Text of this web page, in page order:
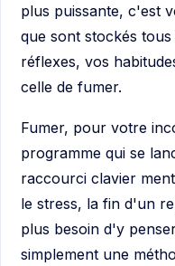
plus puissante, c'est
que sont stockés
réflexes, vos
celle de fumer.
Fumer, pour votre
programme qui se
raccourci clavier
le stress, la fin d'un
plus besoin d'y
simplement une